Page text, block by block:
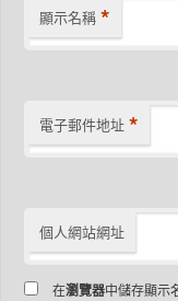
顯示名稱 *
電子郵件地址 *
個人網站網址
在瀏覽器中儲存顯示